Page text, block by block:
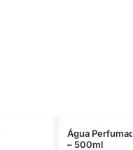
Água
– 500ml